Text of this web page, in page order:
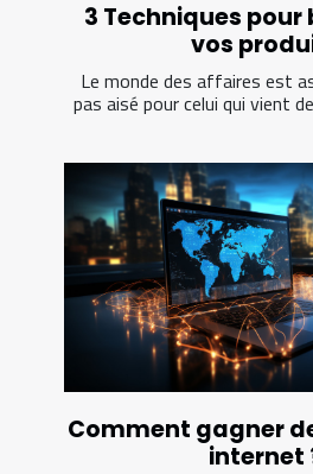
3 Techniques pour
vos
Le monde des affaires est
pas aisé pour celui qui vient
Comment gagner
internet